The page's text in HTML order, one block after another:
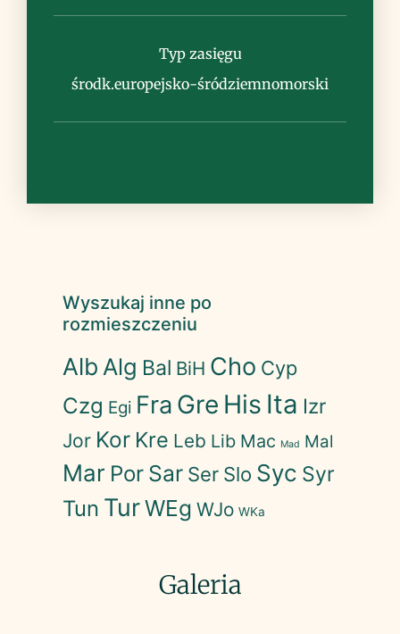
Typ zasięgu
środk.europejsko-śródziemnomorski
Wyszukaj inne po
rozmieszczeniu
Alb Alg Bal BiH Cho Cyp
Czg Egi Fra Gre His Ita Izr
Jor Kor Kre Leb Lib Mac Mad Mal
Mar Por Sar Ser Slo Syc Syr
Tun TurWEg WJo WKa
Galeria